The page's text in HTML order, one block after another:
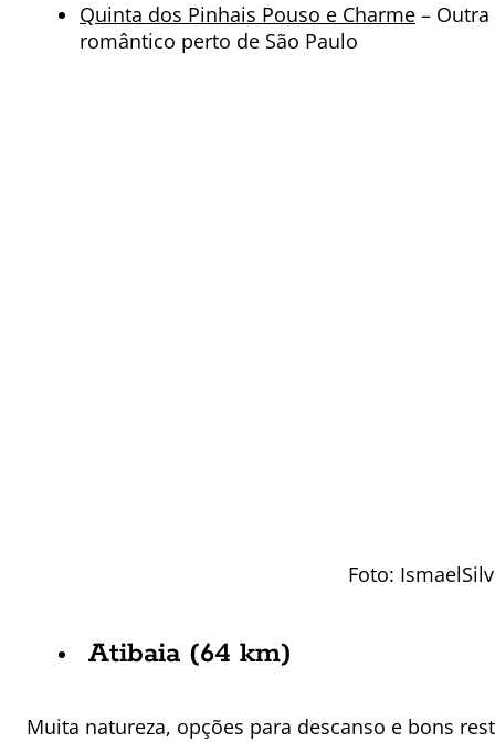
Quinta dos Pinhais Pouso e Charme –
romântico perto de São Paulo
Foto:
Atibaia (64 km)
Muita natureza, opções para descanso e bons